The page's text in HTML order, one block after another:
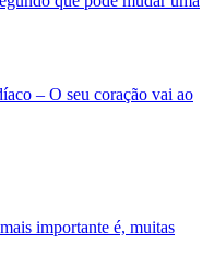
– O seu coração vai ao
importante é, muitas